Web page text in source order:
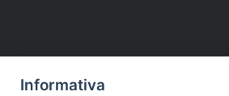
Informativa